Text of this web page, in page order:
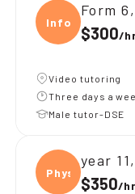
Infor
Form
$300/
Video tutoring
Three days a
Male tutor-DSE
Physi
year
$350/hr